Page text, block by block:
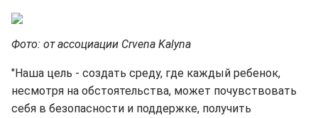
Фото: от ассоциации Crvena Kalyna
"Наша цель - создать среду, где каждый ребенок,
несмотря на обстоятельства, может почувствовать
себя в безопасности и поддержке, получить